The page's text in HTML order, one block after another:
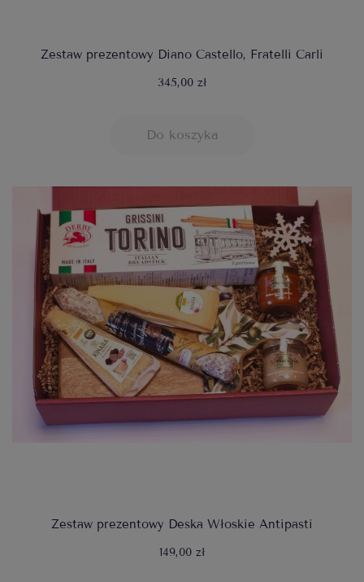
Zestaw prezentowy Diano Castello, Fratelli Carli
345,00 zł
Do koszyka
Zestaw prezentowy Deska Włoskie Antipasti
149,00 zł